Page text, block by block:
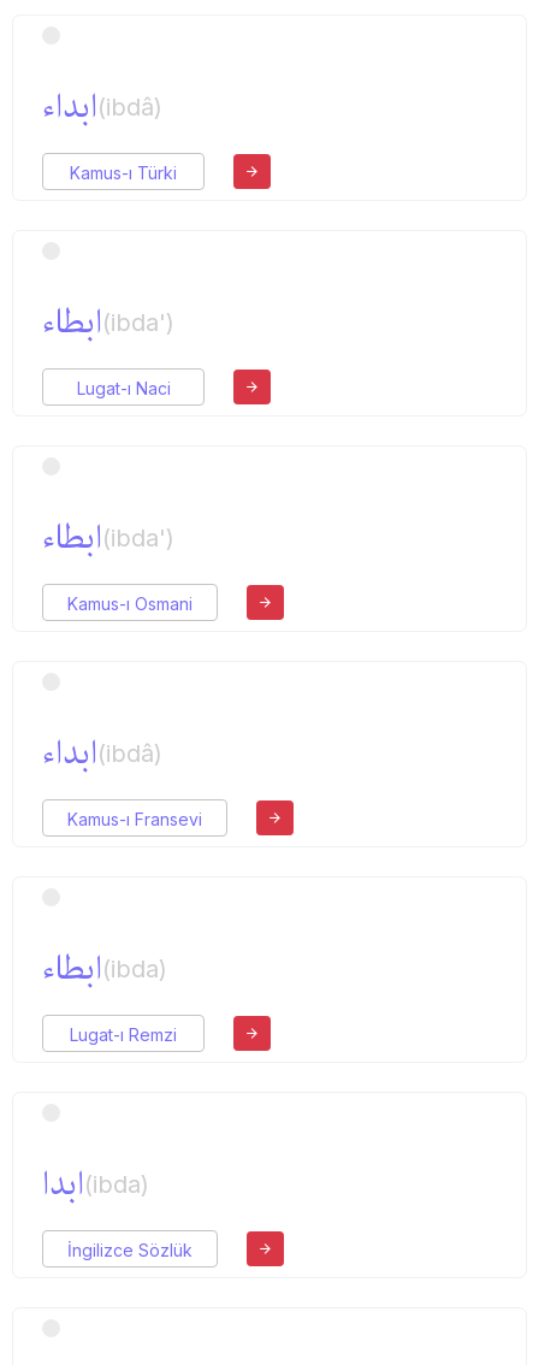
ابداء(ibdâ)
Kamus-ı Türki
ابطاء(ibda')
Lugat-ı Naci
ابطاء(ibda')
Kamus-ı Osmani
ابداء(ibdâ)
Kamus-ı Fransevi
ابطاء(ibda)
Lugat-ı Remzi
ابدا(ibda)
İngilizce Sözlük